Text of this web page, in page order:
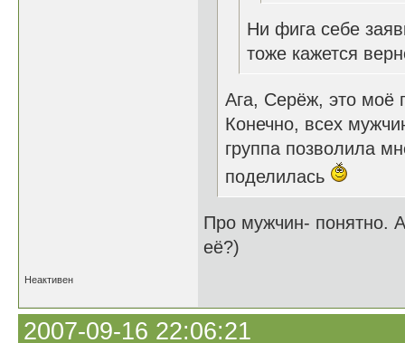
Ни фига себе
тоже кажется
Ага, Серёж, это моё
Конечно, всех
группа позволила
поделилась
Про мужчин- понятно.
её?)
Неактивен
2007-09-16 22:06:21